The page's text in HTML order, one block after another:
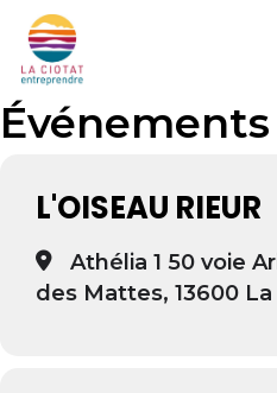
main
content
L'OISEAU RIEUR
Athélia 1 50 voie
des Mattes, 13600